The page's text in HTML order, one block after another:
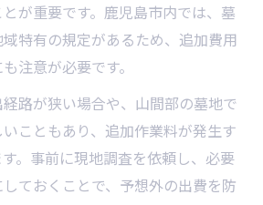
が重要です。鹿児島市内では、墓
特有の規定があるため、追加費用
注意が必要です。
路が狭い場合や、山間部の墓地で
こともあり、追加作業料が発生す
。事前に現地調査を依頼し、必要
ておくことで、予想外の出費を防